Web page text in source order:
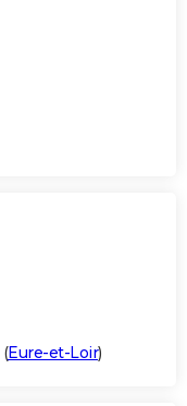
(Eure-et-Loir)